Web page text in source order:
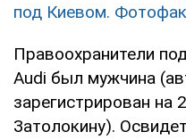
под Киевом.
Правоохранители
Audi был мужчина
зарегистрирован
Затолокину).